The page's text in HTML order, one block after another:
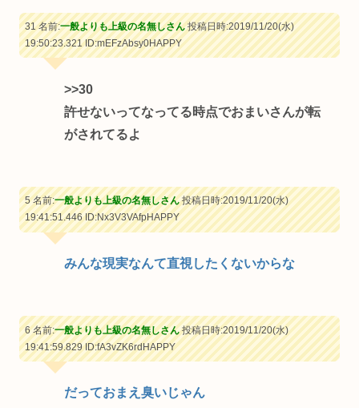
31 名前:一般よりも上級の名無しさん投稿日時:2019/11/20(水)
19:50:23.321ID:mEFzAbsy0HAPPY
>>30
許せないってなってる時点でおまいさんが転
がされてるよ
5 名前:一般よりも上級の名無しさん投稿日時:2019/11/20(水)
19:41:51.446ID:Nx3V3VAfpHAPPY
みんな現実なんて直視したくないからな
6 名前:一般よりも上級の名無しさん投稿日時:2019/11/20(水)
19:41:59.829ID:fA3vZK6rdHAPPY
だっておまえ臭いじゃん